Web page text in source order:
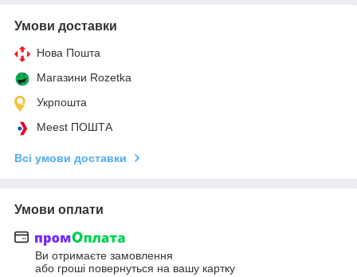
Умови доставки
Нова Пошта
Магазини Rozetka
Укрпошта
Meest ПОШТА
Всі умови доставки
Умови оплати
Ви отримаєте замовлення
або гроші повернуться на вашу картку